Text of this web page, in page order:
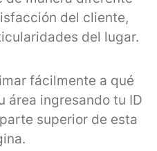
del cliente,
del lugar.
fácilmente a qué
área ingresando tu ID
superior de esta